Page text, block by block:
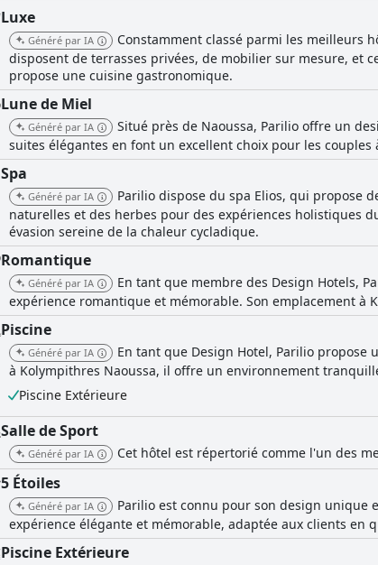
Luxe
Généré par IA
Constamment classé parmi les meilleurs
disposent de terrasses privées, de mobilier sur mesure, et
propose une cuisine gastronomique.
Lune de Miel
Généré par IA
Situé près de Naoussa, Parilio offre un
suites élégantes en font un excellent choix pour les
Spa
Généré par IA
Parilio dispose du spa Elios, qui propose
naturelles et des herbes pour des expériences holistiques
évasion sereine de la chaleur cycladique.
Romantique
Généré par IA
En tant que membre des Design Hotels,
expérience romantique et mémorable. Son emplacement à
Piscine
Généré par IA
En tant que Design Hotel, Parilio
à Kolympithres Naoussa, il offre un environnement
Piscine Extérieure
Salle de Sport
Généré par IA Cet hôtel est répertorié comme l'un des
5 Étoiles
Généré par IA
Parilio est connu pour son design unique
expérience élégante et mémorable, adaptée aux clients en
Piscine Extérieure